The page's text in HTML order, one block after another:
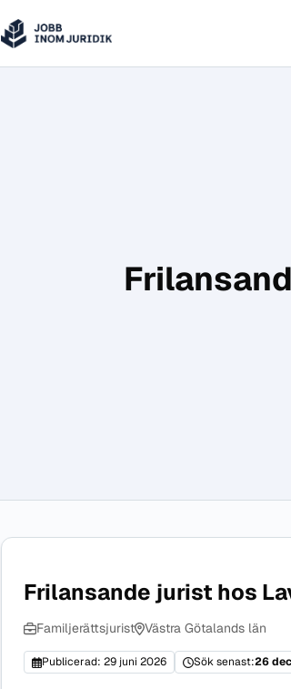
Hoppa till innehåll
Jobbinomjuridik
Frilansande jurist hos
Familjerättsjurist Västra Götalands län
Publicerad: 29 juni 2026 Sök senast:26